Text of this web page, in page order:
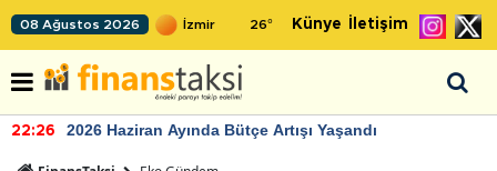
08 Ağustos 2026 26° Künye İletişim
22:26 2026 Haziran Ayında Bütçe Artışı Yaşandı